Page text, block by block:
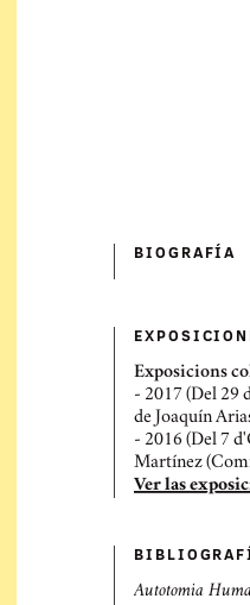
BIOGRAFÍ­A
Exposicions
- 2017 (Del 29
de Joaquín
- 2016 (Del 7
Martínez
Ver las
Autotomia